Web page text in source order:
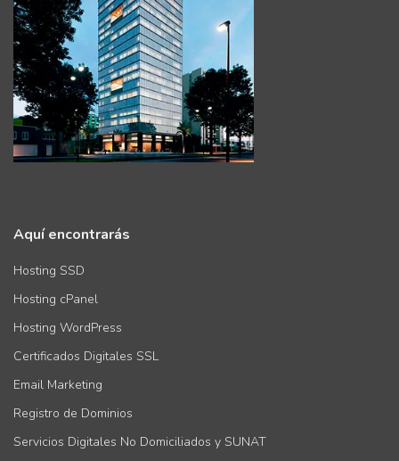
Aquí encontrarás
Hosting SSD
Hosting cPanel
Hosting WordPress
Certificados Digitales SSL
Email Marketing
Registro de Dominios
Servicios Digitales No Domiciliados y SUNAT